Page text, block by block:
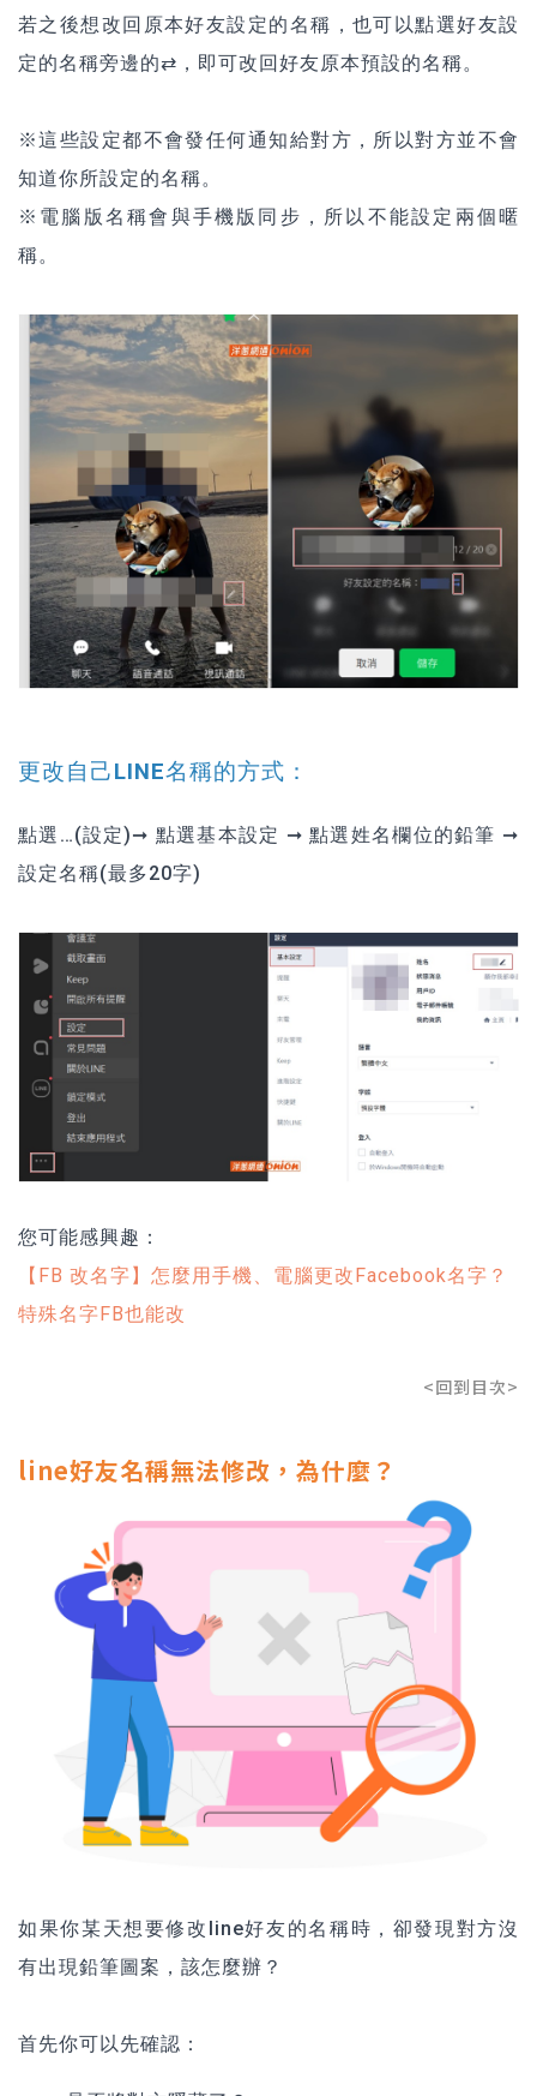
若之後想改回原本好友設定的名稱，也可以點選好友設
定的名稱旁邊的⇄，即可改回好友原本預設的名稱。
※這些設定都不會發任何通知給對方，所以對方並不會
知道你所設定的名稱。
※電腦版名稱會與手機版同步，所以不能設定兩個暱
稱。
更改自己LINE名稱的方式：
點選…(設定)➞ 點選基本設定 ➞ 點選姓名欄位的鉛筆 ➞
設定名稱(最多20字)
您可能感興趣：
【FB 改名字】怎麼用手機、電腦更改Facebook名字？
特殊名字FB也能改
<回到目次>
line好友名稱無法修改，為什麼？
如果你某天想要修改line好友的名稱時，卻發現對方沒
有出現鉛筆圖案，該怎麼辦？
首先你可以先確認：